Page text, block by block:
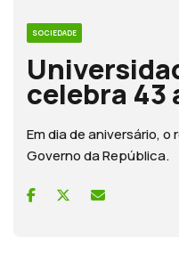
SOCIEDADE
celebra 43
Em dia de aniversário,
Governo da República.